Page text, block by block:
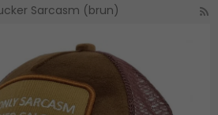
Sarcasm (brun)